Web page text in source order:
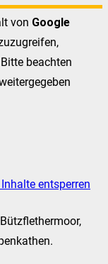
von Google
beachten
entsperren